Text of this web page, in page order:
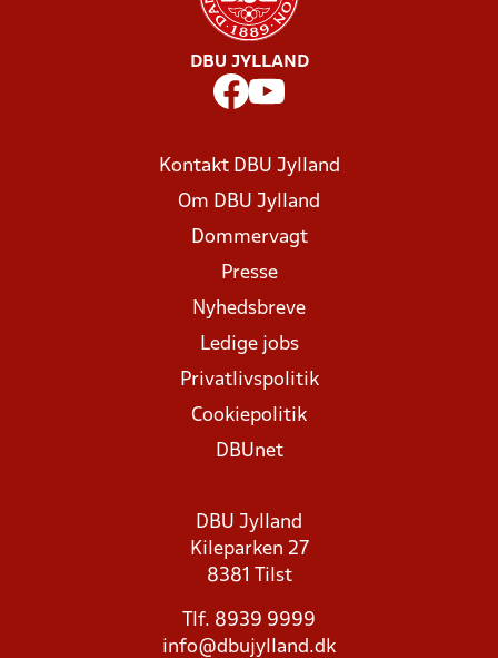
DBU JYLLAND
Kontakt DBU Jylland
Om DBU Jylland
Dommervagt
Presse
Nyhedsbreve
Ledige jobs
Privatlivspolitik
Cookiepolitik
DBUnet
DBU Jylland
Kileparken 27
8381 Tilst
Tlf. 8939 9999
info@dbujylland.dk